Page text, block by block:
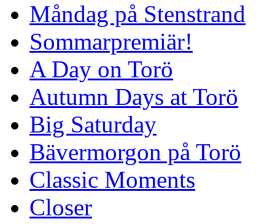
Måndag på Stenstrand
Sommarpremiär!
A Day on Torö
Autumn Days at Torö
Big Saturday
Bävermorgon på Torö
Classic Moments
Closer